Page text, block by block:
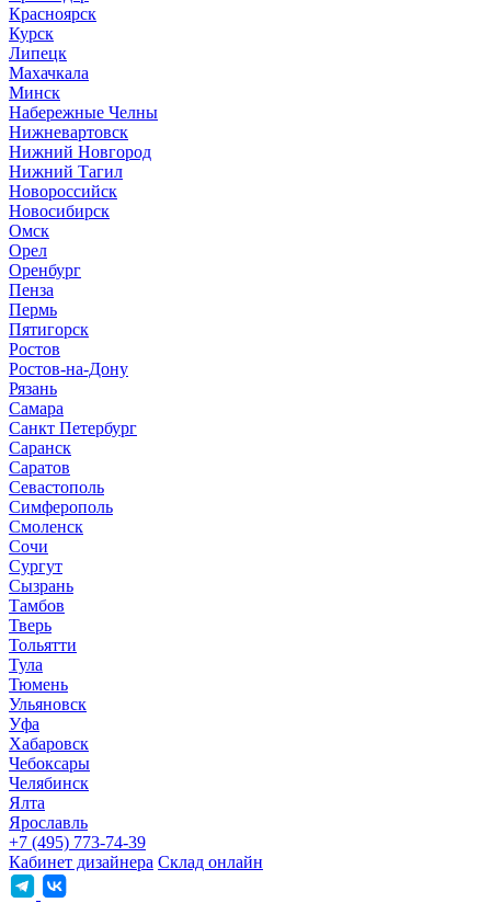
Красноярск
Курск
Липецк
Махачкала
Минск
Набережные Челны
Нижневартовск
Нижний Новгород
Нижний Тагил
Новороссийск
Новосибирск
Омск
Орел
Оренбург
Пенза
Пермь
Пятигорск
Ростов
Ростов-на-Дону
Рязань
Самара
Санкт Петербург
Саранск
Саратов
Севастополь
Симферополь
Смоленск
Сочи
Сургут
Сызрань
Тамбов
Тверь
Тольятти
Тула
Тюмень
Ульяновск
Уфа
Хабаровск
Чебоксары
Челябинск
Ялта
Ярославль
+7 (495) 773-74-39
Кабинет дизайнера Склад онлайн